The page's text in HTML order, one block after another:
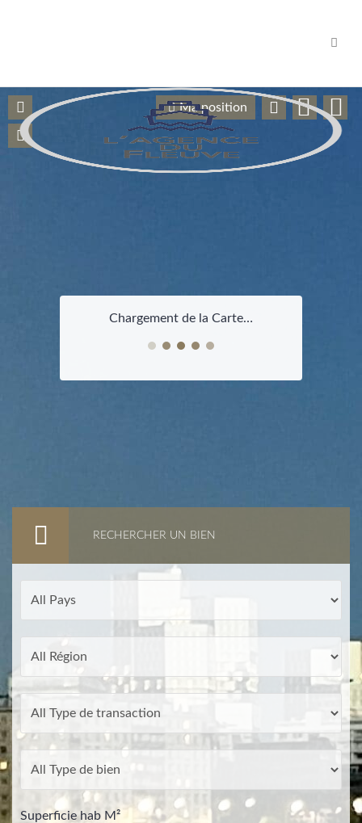
Ma position
Chargement de la Carte…
RECHERCHER UN BIEN
Superficie hab M²